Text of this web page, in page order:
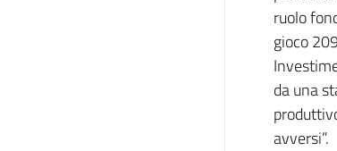
ruolo
gioco
da una
avversi”.